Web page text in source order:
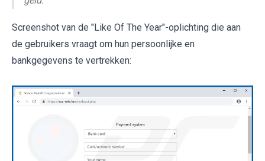
Screenshot van de "Like Of The Year"-oplichting die aan
de gebruikers vraagt om hun persoonlijke en
bankgegevens te vertrekken: